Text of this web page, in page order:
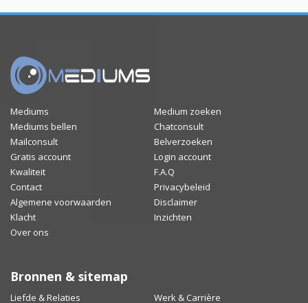
Mediums
Medium zoeken
Mediums bellen
Chatconsult
Mailconsult
Belverzoeken
Gratis account
Login account
Kwaliteit
F.A.Q
Contact
Privacybeleid
Algemene voorwaarden
Disclaimer
Klacht
Inzichten
Over ons
Bronnen & sitemap
Liefde & Relaties Werk & Carrière